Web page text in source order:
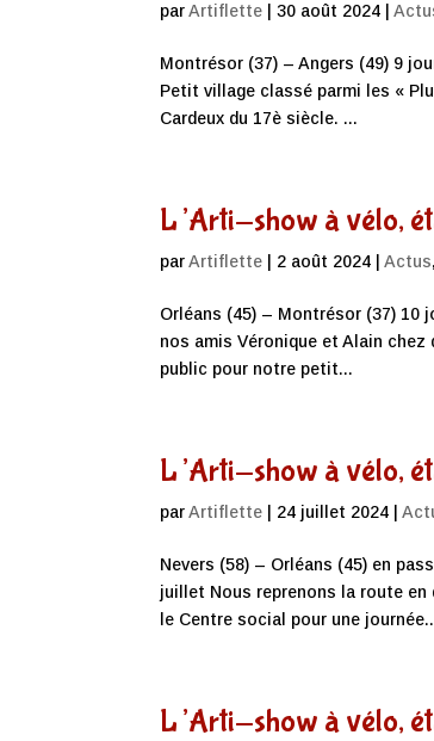
parArtiflette |30 août 2024 |
Montrésor (37) – Angers (49) 9
Petit village classé parmi les «
Cardeux du 17è siècle. ...
L’Arti-show à vélo,
parArtiflette 2 août 2024 |Actus
Orléans (45) – Montrésor (37) 10
nos amis Véronique et Alain
public pour notre petit...
L’Arti-show à vélo,
parArtiflette 24 juillet 2024 |
Nevers (58) – Orléans (45) en
juillet Nous reprenons la route
le Centre social pour une
L’Arti-show à vélo,